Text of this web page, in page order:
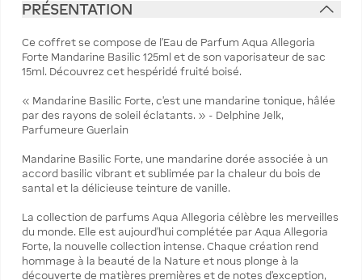
PRÉSENTATION
Ce coffret se compose de l'Eau de Parfum Aqua Allegoria
Forte Mandarine Basilic 125ml et de son vaporisateur de sac
15ml. Découvrez cet hespéridé fruité boisé.
« Mandarine Basilic Forte, c'est une mandarine tonique, hâlée
par des rayons de soleil éclatants. » - Delphine Jelk,
Parfumeure Guerlain
Mandarine Basilic Forte, une mandarine dorée associée à un
accord basilic vibrant et sublimée par la chaleur du bois de
santal et la délicieuse teinture de vanille.
La collection de parfums Aqua Allegoria célèbre les merveilles
du monde. Elle est aujourd'hui complétée par Aqua Allegoria
Forte, la nouvelle collection intense. Chaque création rend
hommage à la beauté de la Nature et nous plonge à la
découverte de matières premières et de notes d’exception,